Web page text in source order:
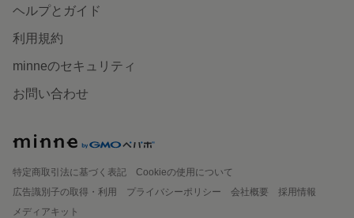
ヘルプとガイド
利用規約
minneのセキュリティ
お問い合わせ
特定商取引法に基づく表記
Cookieの使用について
広告識別子の取得・利用
プライバシーポリシー 会社概要
採用情報
メディアキット